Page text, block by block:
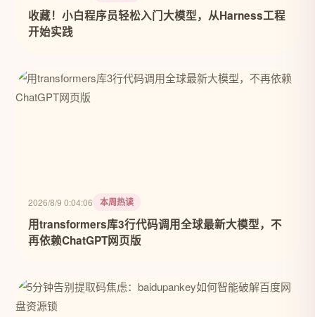
收藏！小白程序员轻松入门大模型，从Harness工程
开始实践
2026/8/9 0:04:06 本周热读
用transformers库3行代码调用全球最新大模型，不
再依赖ChatGPT网页版